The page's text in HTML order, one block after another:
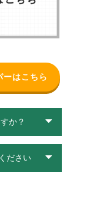
ーはこちら
か？
ださい